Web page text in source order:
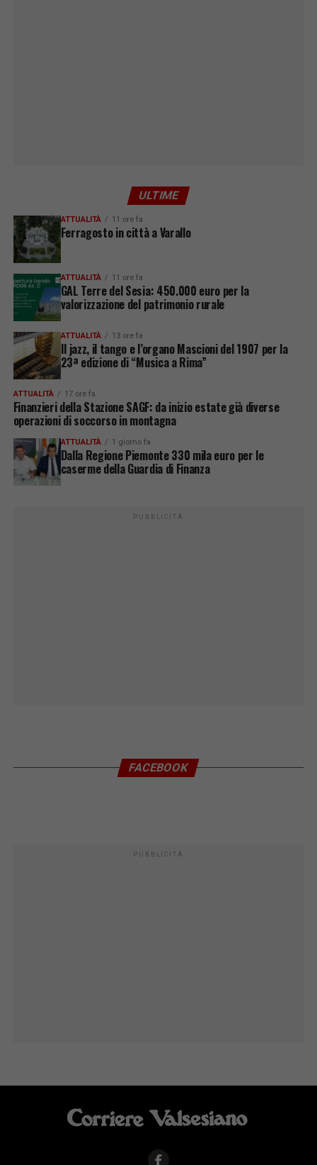
ULTIME
ATTUALITÀ 11 ore fa
Ferragosto in città a Varallo
ATTUALITÀ 11 ore fa
GAL Terre del Sesia: 450.000 euro per la
valorizzazione del patrimonio rurale
ATTUALITÀ 13 ore fa
Il jazz, il tango e l’organo Mascioni del 1907 per la
23ª edizione di “Musica a Rima”
ATTUALITÀ 17 ore fa
Finanzieri della Stazione SAGF: da inizio estate già diverse
operazioni di soccorso in montagna
ATTUALITÀ 1 giorno fa
Dalla Regione Piemonte 330 mila euro per le
caserme della Guardia di Finanza
PUBBLICITÀ
FACEBOOK
PUBBLICITÀ